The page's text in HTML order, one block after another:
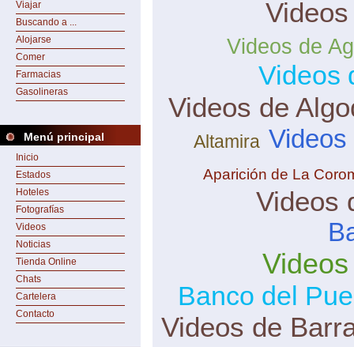
Viajar
Buscando a ...
Alojarse
Comer
Farmacias
Gasolineras
Menú principal
Inicio
Estados
Hoteles
Fotografías
Videos
Noticias
Tienda Online
Chats
Cartelera
Contacto
Videos de
Videos
Videos de
Altamira Videos
Aparición de La
Videos
Banco del
Videos de